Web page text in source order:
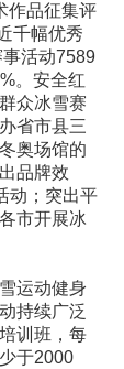
作品征集评
千幅优秀
活动7589
。安全红
众冰雪赛
省市县三
奥场馆的
品牌效
动；突出平
市开展冰
运动健身
持续广泛
训班，每
于2000